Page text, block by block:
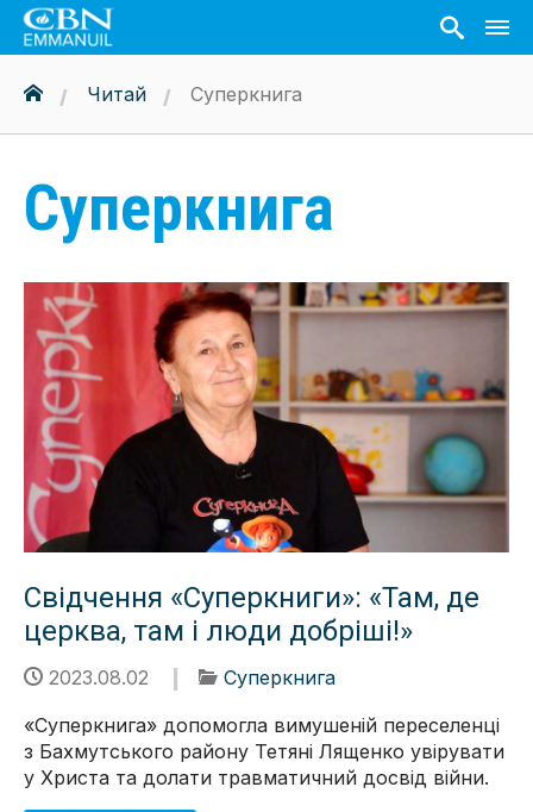
Читай Суперкнига
Суперкнига
Свідчення «Суперкниги»: «Там, де
церква, там і люди добріші!»
2023.08.02
Суперкнига
«Суперкнига» допомогла вимушеній переселенці
з Бахмутського району Тетяні Лященко увірувати
у Христа та долати травматичний досвід війни.